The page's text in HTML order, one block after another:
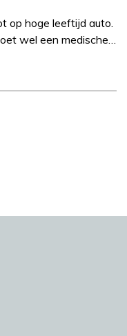
op hoge leeftijd auto.
wel een medische…